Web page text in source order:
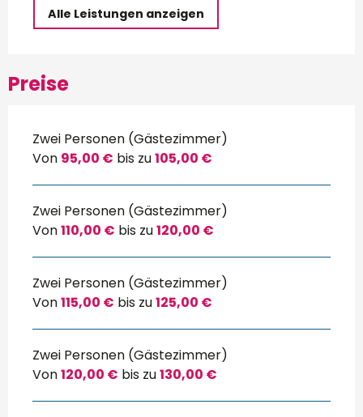
Alle Leistungen anzeigen
Preise
Zwei Personen (Gästezimmer)
Von 95,00 € bis zu105,00 €
Zwei Personen (Gästezimmer)
Von110,00 € bis zu120,00 €
Zwei Personen (Gästezimmer)
Von115,00 € bis zu125,00 €
Zwei Personen (Gästezimmer)
Von120,00 € bis zu130,00 €